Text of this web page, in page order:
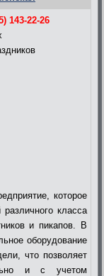
143-22-26
которое
класса
и пикапов. В
оборудование
что позволяет
и с учетом